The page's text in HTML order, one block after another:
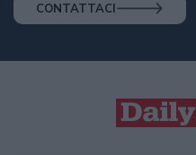
CONTATTACI